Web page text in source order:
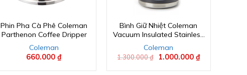
Phin Pha Cà Phê Coleman
Parthenon Coffee Dripper
Coleman
660.000₫
Bình Giữ Nhiệt Coleman
Vacuum Insulated Stainless
Steel Growler 64 oz
Coleman
1.300.000₫ Giá
1.000.000 ₫Giá